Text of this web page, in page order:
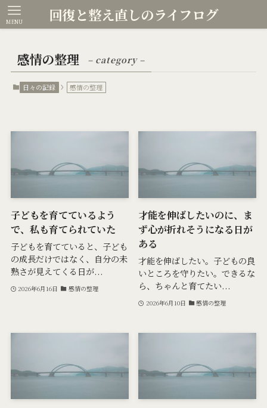
回復と整え直しのライフログ
MENU
感情の整理 – category –
日々の記録 感情の整理
子どもを育てているよう
で、私も育てられていた
子どもを育てていると、子ども
の成長だけではなく、自分の未
熟さが見えてくる日が...
2026年6月16日 感情の整理
才能を伸ばしたいのに、ま
ず心が折れそうになる日が
ある
才能を伸ばしたい。子どもの良
いところを守りたい。できるな
ら、ちゃんと育てたい...
2026年6月10日 感情の整理